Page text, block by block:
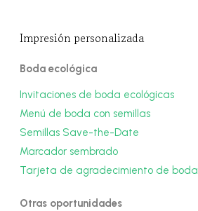
Impresión personalizada
Boda ecológica
Invitaciones de boda ecológicas
Menú de boda con semillas
Semillas Save-the-Date
Marcador sembrado
Tarjeta de agradecimiento de boda
Otras oportunidades